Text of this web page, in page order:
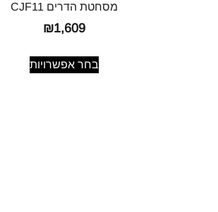
מסחטת הדרים CJF11
₪1,609
בחר אפשרויות